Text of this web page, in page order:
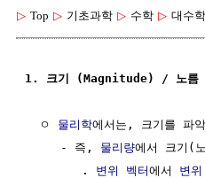
▷ Top ▷ 기초과학 ▷ 수학 ▷ 대수학
1. 크기 (Magnitude) / 노름
  ㅇ
물리학에서는, 크기를 파
     - 즉,
물리량에서 크기(
        .
변위 벡터에서 변위